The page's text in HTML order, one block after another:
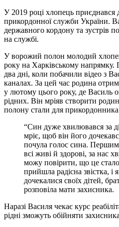
У 2019 році хлопець приєднався
прикордонної служби України.
державного кордону та зустрів
на службі.
У ворожий полон молодий
року на Харківському напрямку.
два дні, коли побачили відео з
каналах. За цей час родина
у лютому цього року, де Василь
рідних. Він мріяв створити
полону стали для
“Син дуже хвилювався за
мріє, щоб він його
почула голос сина. Першим
всі живі й здорові, за нас
можу повірити, що це
прийшла радісна звістка, і
дочекалися своїх дітей,
розповіла мати захисника.
Наразі Василя чекає курс
рідні зможуть обійняти